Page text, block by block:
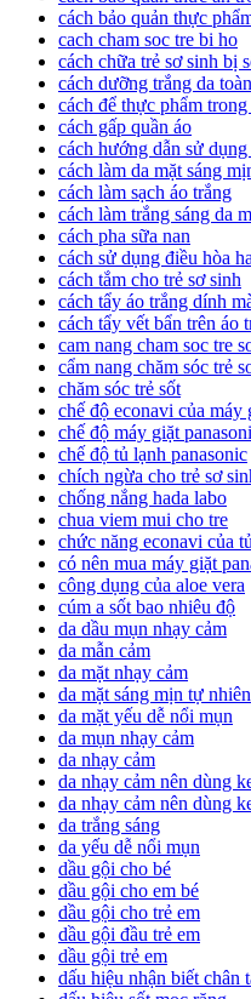
cách bảo quản thực
cach cham soc tre bi ho
cách chữa trẻ sơ sinh bị
cách dưỡng trắng da
cách để thực phẩm
cách gấp quần áo
cách hướng dẫn sử
cách làm da mặt sáng
cách làm sạch áo trắng
cách làm trắng sáng da
cách pha sữa nan
cách sử dụng điều hòa
cách tắm cho trẻ sơ sinh
cách tẩy áo trắng dính
cách tẩy vết bẩn trên áo
cam nang cham soc tre
cẩm nang chăm sóc trẻ
chăm sóc trẻ sốt
chế độ econavi của máy
chế độ máy giặt
chế độ tủ lạnh panasonic
chích ngừa cho trẻ sơ
chống nắng hada labo
chua viem mui cho tre
chức năng econavi của
có nên mua máy giặt
công dụng của aloe vera
cúm a sốt bao nhiêu độ
da dầu mụn nhạy cảm
da mẫn cảm
da mặt nhạy cảm
da mặt sáng mịn tự nhiên
da mặt yếu dễ nổi mụn
da mụn nhạy cảm
da nhạy cảm
da nhạy cảm nên dùng
da nhạy cảm nên dùng
da trắng sáng
da yếu dễ nổi mụn
dầu gội cho bé
dầu gội cho em bé
dầu gội cho trẻ em
dầu gội đầu trẻ em
dầu gội trẻ em
dấu hiệu nhận biết chân